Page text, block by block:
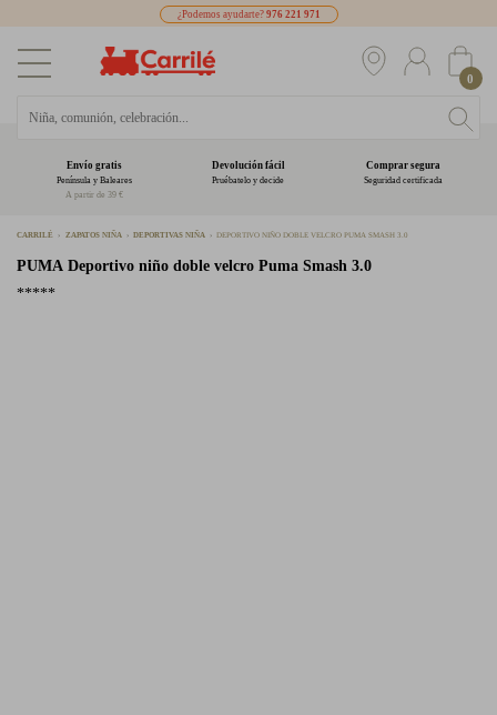
¿Podemos ayudarte? 976 221 971
0
Envío gratis
Península y Baleares
A partir de 39 €
Devolución fácil
Pruébatelo y decide
Comprar segura
Seguridad certificada
CARRILÉ ZAPATOS NIÑA DEPORTIVAS NIÑA DEPORTIVO NIÑO DOBLE VELCRO PUMA SMASH 3.0
PUMA Deportivo niño doble velcro Puma Smash 3.0
*****